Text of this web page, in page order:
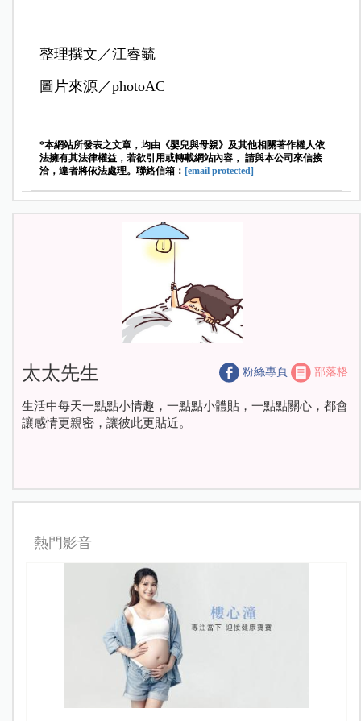
整理撰文／江睿毓
圖片來源／photoAC
*本網站所發表之文章，均由《嬰兒與母親》及其他相關著作權人依
法擁有其法律權益，若欲引用或轉載網站內容， 請與本公司來信接
洽，違者將依法處理。聯絡信箱： [email protected]
太太先生 粉絲專頁 部落格
生活中每天一點點小情趣，一點點小體貼，一點點關心，都會
讓感情更親密，讓彼此更貼近。
熱門影音